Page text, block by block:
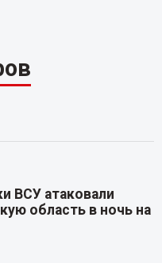
ВСУ атаковали
область в ночь на